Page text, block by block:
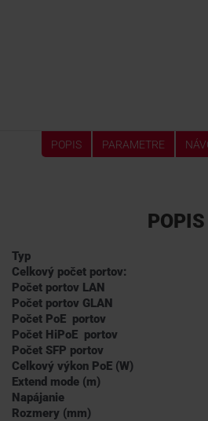
POPIS PARAMETRE
POPIS
Typ
Celkový počet portov:
Počet portov LAN
Počet portov GLAN
Počet PoE portov
Počet HiPoE portov
Počet SFP portov
Celkový výkon PoE (W)
Extend mode (m)
Napájanie
Rozmery (mm)